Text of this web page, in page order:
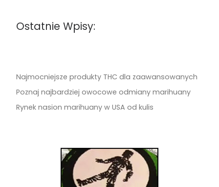
Ostatnie Wpisy:
Najmocniejsze produkty THC dla zaawansowanych
Poznaj najbardziej owocowe odmiany marihuany
Rynek nasion marihuany w USA od kulis